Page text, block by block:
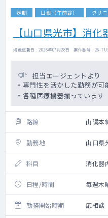
定期 日勤（午前診） クリ
【山口県光市】消
掲載更新日 : 2026年07月28日 案件番号 : 26-
担当エージェントより
・専門性を活かした勤務が可
・各種医療機器揃っています
路線 山陽本
勤務地 山口県
科目 消化器
日程/時間 毎週木
勤務開始時期 応相談